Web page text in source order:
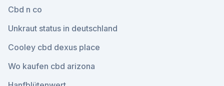
Cbd n co
Unkraut status in deutschland
Cooley cbd dexus place
Wo kaufen cbd arizona